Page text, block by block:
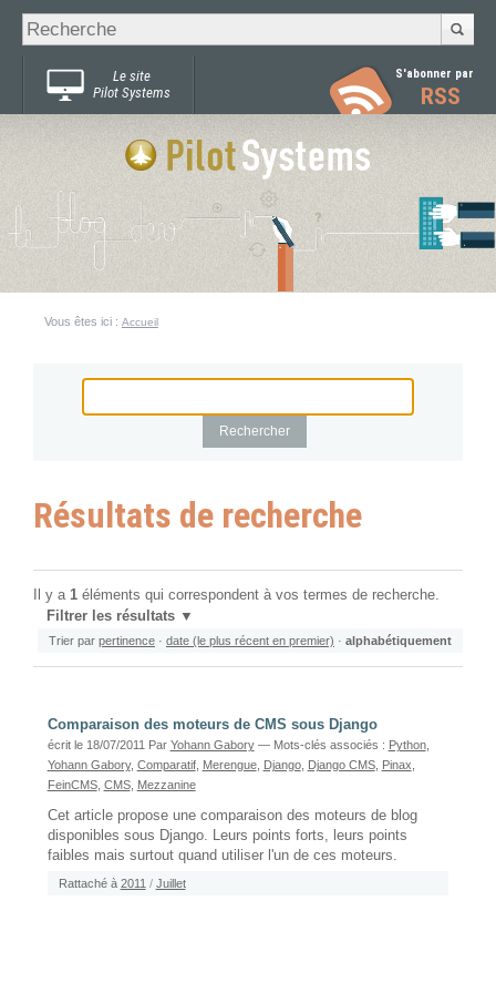
Chercher par
Recherche
avancée…
Le site
Pilot Systems
S'abonner par
RSS
Vous êtes ici : Accueil
Résultats de recherche
Il y a 1 éléments qui correspondent à vos termes de recherche.
Filtrer les résultats
Trier par pertinence · date (le plus récent en premier) · alphabétiquement
Comparaison des moteurs de CMS sous Django
écrit le 18/07/2011 Par Yohann Gabory — Mots-clés associés : Python,
Yohann Gabory, Comparatif, Merengue, Django, Django CMS, Pinax
FeinCMS, CMS, Mezzanine
Cet article propose une comparaison des moteurs de blog
disponibles sous Django. Leurs points forts, leurs points
faibles mais surtout quand utiliser l'un de ces moteurs.
Rattaché à 2011 / Juillet